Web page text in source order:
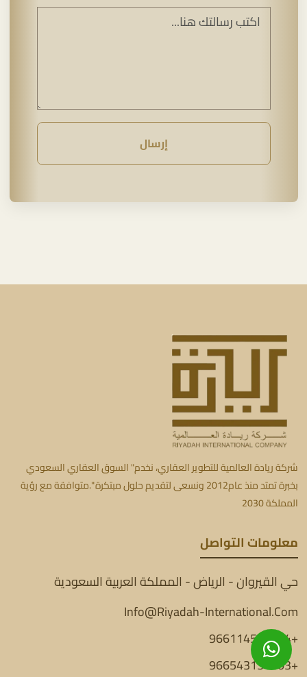
إرسال
شركة ريادة العالمية للتطوير العقاري، نخدم" السوق العقاري السعودي
بخبرة تمتد منذ عام2012 ونسعى لتقديم حلول مبتكرة ".متوافقة مع رؤية
المملكة 2030
معلومات التواصل
حي القيروان - الرياض - المملكة العربية السعودية
Info@Riyadah-International.Com
+966114501554
+966543134403